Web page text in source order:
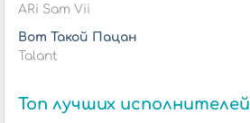
ARi Sam Vii
Вот Такой Пацан
Talant
Топ лучших исполнителей